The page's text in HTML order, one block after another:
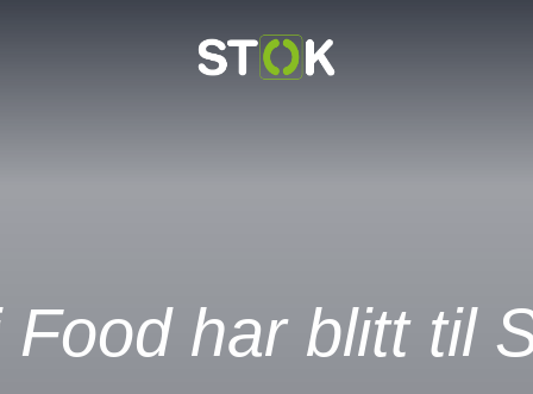
Protective packaging
Food har blitt til